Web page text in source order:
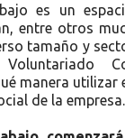
es un
entre otros
tamaño y
manera utilizar
de la empresa.